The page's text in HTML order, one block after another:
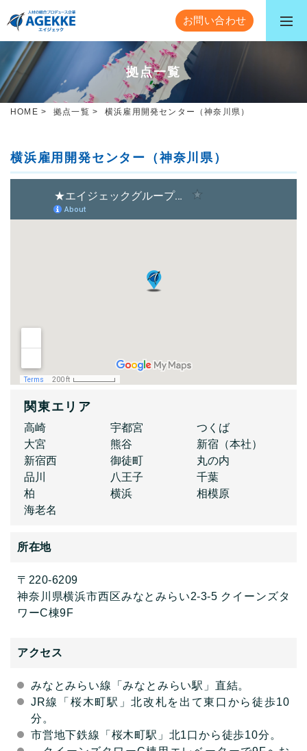
お問い合わせ
拠点一覧
HOME > 拠点一覧 > 横浜雇用開発センター（神奈川県）
横浜雇用開発センター（神奈川県）
関東エリア
高崎 宇都宮
つくば
大宮
熊谷
新宿（本社）
新宿西
御徒町
丸の内
品川
八王子
千葉
柏
横浜
相模原
海老名
所在地
〒220-6209
神奈川県横浜市西区みなとみらい2-3-5 クイーンズタ
ワーC棟9F
アクセス
みなとみらい線「みなとみらい駅」直結。
JR線「桜木町駅」北改札を出て東口から徒歩10
分。
市営地下鉄線「桜木町駅」北1口から徒歩10分。